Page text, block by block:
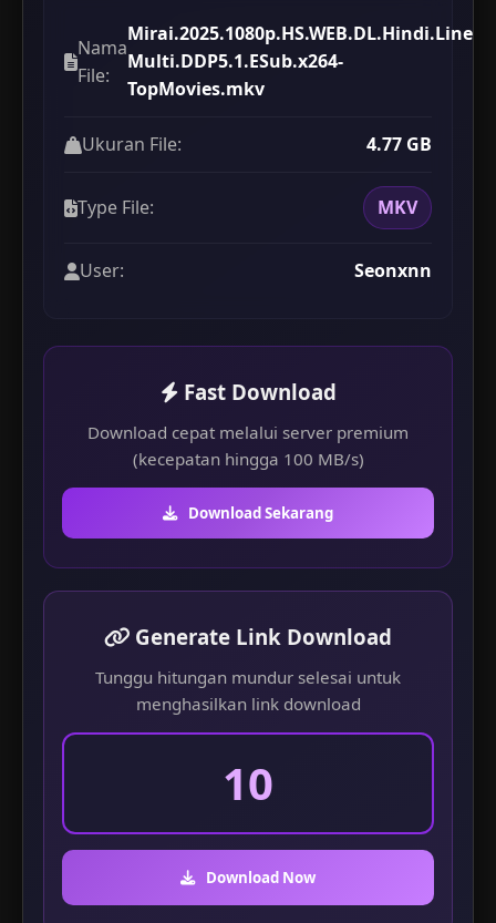
Nama
File:
Mirai.2025.1080p.HS.WEB.DL.Hindi.Line-
Multi.DDP5.1.ESub.x264-
TopMovies.mkv
Ukuran File: 4.77 GB
Type File: MKV
User: Seonxnn
Fast Download
Download cepat melalui server premium
(kecepatan hingga 100 MB/s)
Download Sekarang
Generate Link Download
Tunggu hitungan mundur selesai untuk
menghasilkan link download
10
Download Now